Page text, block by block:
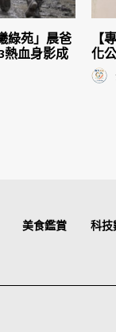
綠苑」晨爸
熱血身影成
【
化
美食鑑賞 科技